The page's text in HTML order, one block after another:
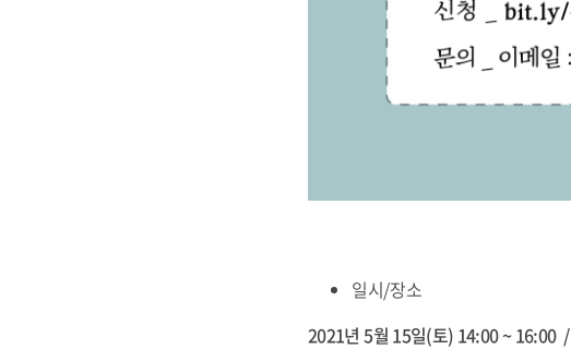
일시/장소
2021년 5월 15일(토) 14:00 ~ 16:00 /